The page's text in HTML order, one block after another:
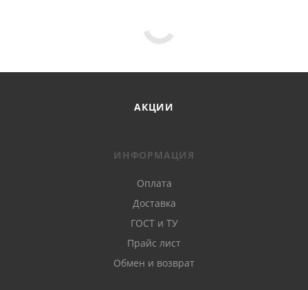
АКЦИИ
ИНФОРМАЦИЯ
Оплата
Доставка
ГОСТ и ТУ
Прайс лист
Обмен и возврат